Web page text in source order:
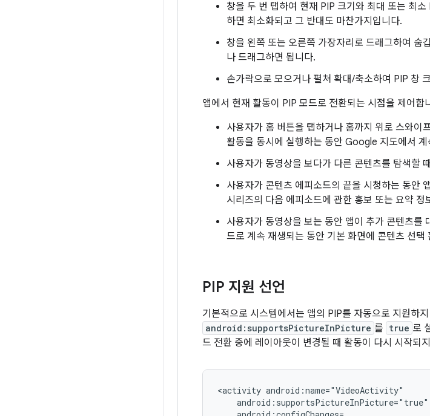
창을 두 번 탭하여 현재 PIP 크기와 최대 또는 최
하면 최소화되고 그 반대도 마찬가지입니다.
창을 왼쪽 또는 오른쪽 가장자리로 드래그하여 숨
나 드래그하면 됩니다.
손가락으로 모으거나 펼쳐 확대/축소하여 PIP 창
앱에서 현재 활동이 PIP 모드로 전환되는 시점을 제어합
사용자가 홈 버튼을 탭하거나 홈까지 위로 스와이
활동을 동시에 실행하는 동안 Google 지도에서
사용자가 동영상을 보다가 다른 콘텐츠를 탐색할
사용자가 콘텐츠 에피소드의 끝을 시청하는 동안
시리즈의 다음 에피소드에 관한 홍보 또는 요약 정
사용자가 동영상을 보는 동안 앱이 추가 콘텐츠를
드로 계속 재생되는 동안 기본 화면에 콘텐츠 선택
PIP 지원 선언
기본적으로 시스템에서는 앱의 PIP를 자동으로 지원하
android:supportsPictureInPicture 를 true 로
드 전환 중에 레이아웃이 변경될 때 활동이 다시 시작되
<activity